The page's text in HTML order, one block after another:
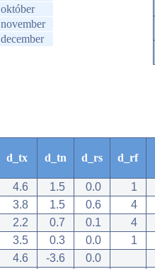
október
november
december
d_tx d_tn d_rs d_rf
4.6 1.5 0.0 1
3.8 1.5 0.6 4
2.2 0.7 0.1 4
3.5 0.3 0.0 1
4.6 -3.6 0.0